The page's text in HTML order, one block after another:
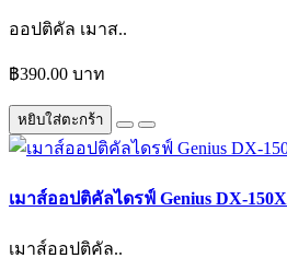
ออปติคัล เมาส..
฿390.00 บาท
หยิบใส่ตะกร้า
เมาส์ออปติคัลไดรฟ์ Genius DX-150X
เมาส์ออปติคัล..